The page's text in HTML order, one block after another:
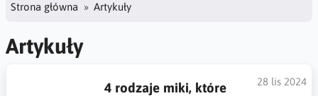
Strona główna Artykuły
Artykuły
28 lis 2024
4 rodzaje miki, które